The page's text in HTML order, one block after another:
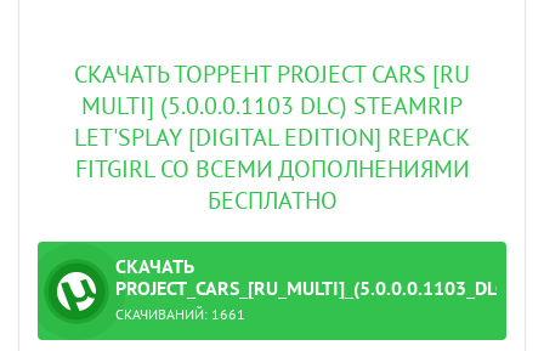
СКАЧАТЬ ТОРРЕНТ PROJECT CARS [RU
MULTI] (5.0.0.0.1103 DLC) STEAMRIP
LET'SРLAY [DIGITAL EDITION] REPACK
FITGIRL СО ВСЕМИ ДОПОЛНЕНИЯМИ
БЕСПЛАТНО
СКАЧАТЬ
ТОРРЕНТ
СКАЧИВАНИЙ: 1661